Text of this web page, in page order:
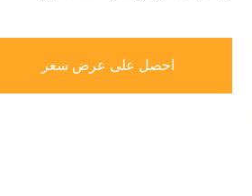
احصل على عرض سعر